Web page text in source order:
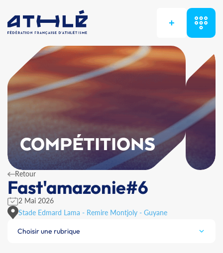
+
COMPÉTITIONS
Retour
Fast'amazonie#6
2 Mai 2026
Stade Edmard Lama - Remire Montjoly - Guyane
Choisir une rubrique